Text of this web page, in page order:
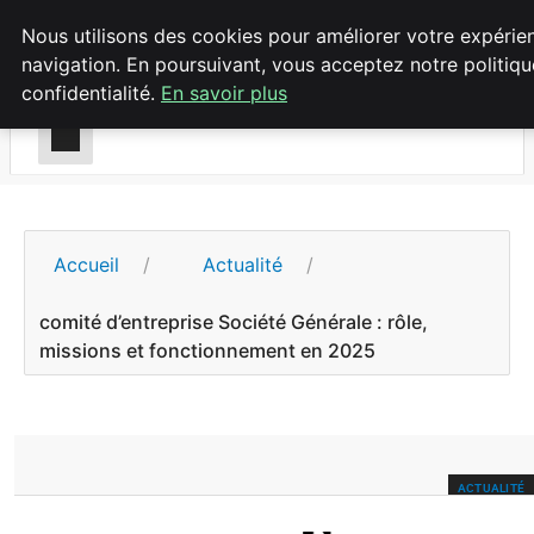
Chasseur De Tête
Accueil Actualité
comité d’entreprise Société Générale : rôle,
missions et fonctionnement en 2025
ACTUALITÉ
Nous utilisons des cookies pour améliorer votre
navigation. En poursuivant, vous acceptez notre
confidentialité. En savoir plus